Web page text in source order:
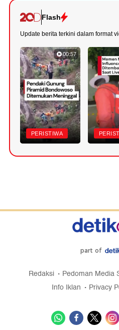
Flash
Update berita terkini dalam format
00:57
PERISTIWA
part of
Redaksi Pedoman Media
Info Iklan
Privacy